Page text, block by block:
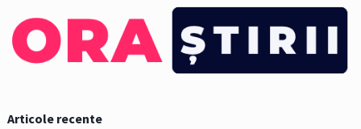
Articole recente